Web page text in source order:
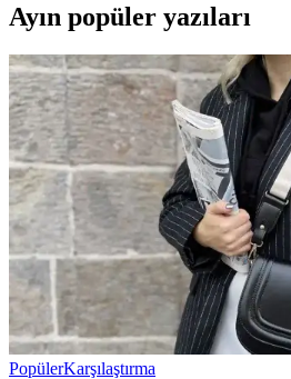
Ayın popüler yazıları
PopülerKarşılaştırma